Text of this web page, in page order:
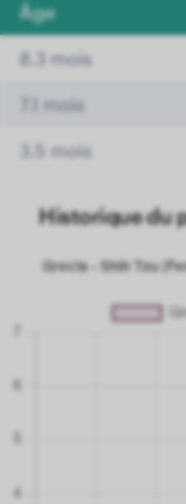
Âge
8.3 mois
7.1 mois
3.5 mois
Historique du